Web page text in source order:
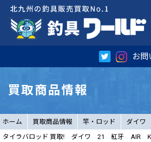
お問
買取商品情報
ホーム 買取商品情報 竿・ロッド
ダイワ
タイラバロッド 買取! ダイワ 21 紅牙 AIR